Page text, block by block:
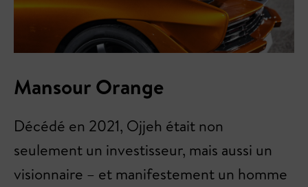
Mansour Orange
Décédé en 2021, Ojjeh était non
seulement un investisseur, mais aussi un
visionnaire – et manifestement un homme